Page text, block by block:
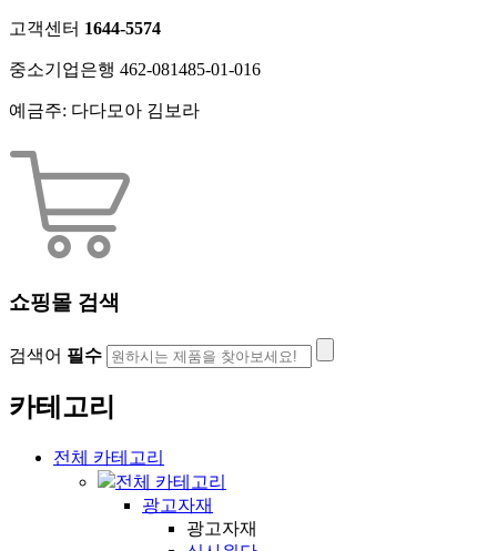
고객센터 1644-5574
중소기업은행 462-081485-01-016
예금주: 다다모아 김보라
쇼핑몰 검색
검색어 필수
카테고리
전체 카테고리
전체 카테고리
광고자재
광고자재